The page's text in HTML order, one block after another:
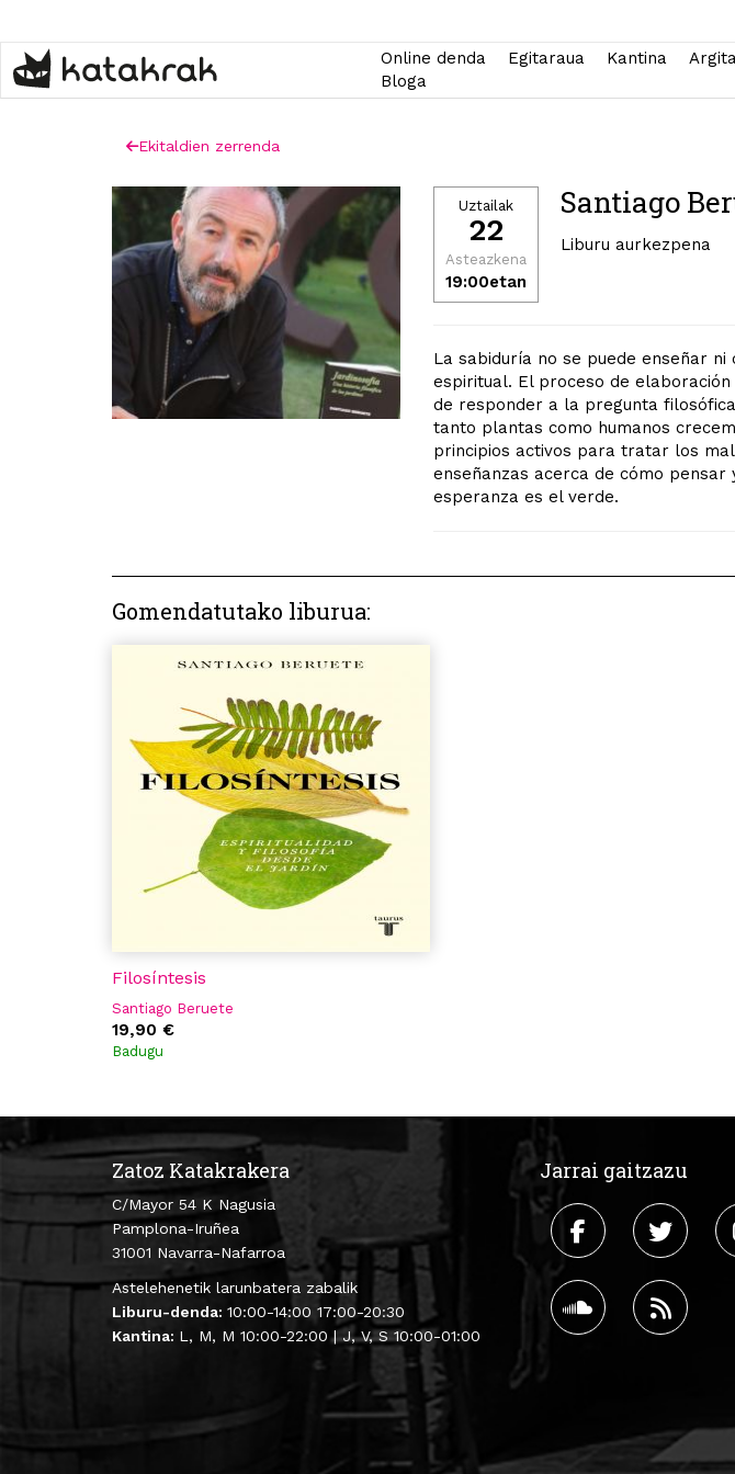
main
content
Online denda Egitaraua Kantina
Bloga
Ekitaldien zerrenda
Uztailak
22
Asteazkena
19:00etan
Santiago
Liburu aurkezpena
La sabiduría no se puede enseñar
espiritual. El proceso de
de responder a la pregunta
tanto plantas como humanos
principios activos para tratar los
enseñanzas acerca de cómo
esperanza es el verde.
Gomendatutako liburua:
Filosíntesis
Santiago Beruete
19,90 €
Badugu
Zatoz Katakrakera
C/Mayor 54 K Nagusia
Pamplona-Iruñea
31001 Navarra-Nafarroa
Astelehenetik larunbatera zabalik
Liburu-denda: 10:00-14:00 17:00-20:30
Kantina: L, M, M 10:00-22:00 | J, V, S 10:00-01:00
Jarrai gaitzazu